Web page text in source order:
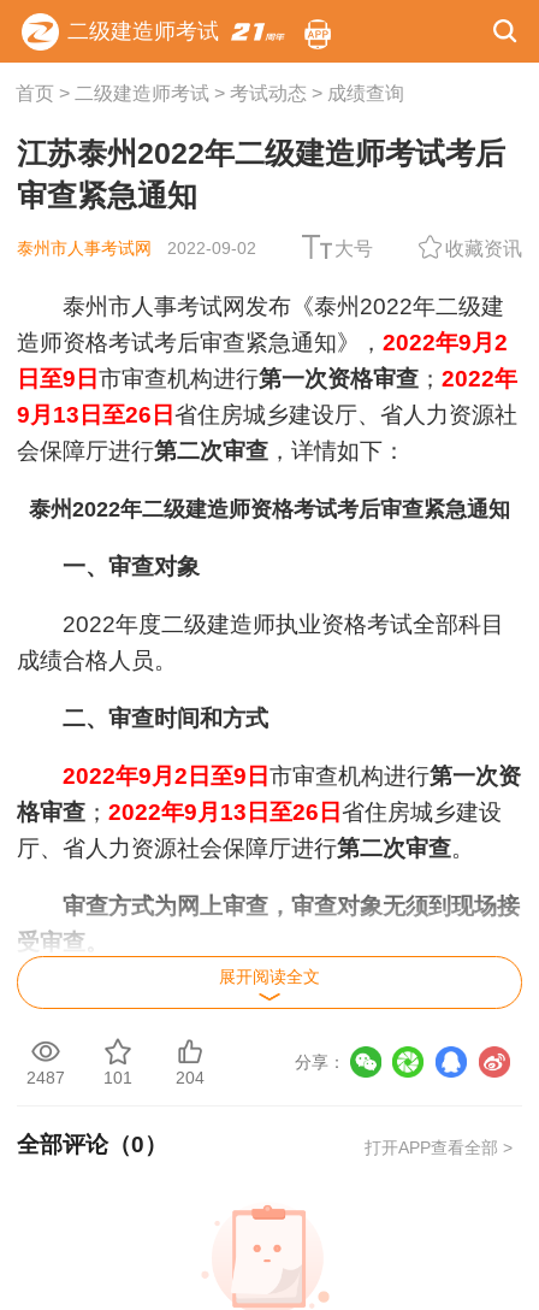
二级建造师考试
首页> 二级建造师考试> 考试动态 > 成绩查询
江苏泰州2022年二级建造师考试考后
审查紧急通知
泰州市人事考试网 2022-09-02 大号 收藏资讯
泰州市人事考试网发布《泰州2022年二级建
造师资格考试考后审查紧急通知》，2022年9月2
日至9日市审查机构进行第一次资格审查 ；2022年
9月13日至26日省住房城乡建设厅、省人力资源社
会保障厅进行第二次审查 ，详情如下：
泰州2022年二级建造师资格考试考后审查紧急通知
一、审查对象
2022年度二级建造师执业资格考试全部科目
成绩合格人员。
二、审查时间和方式
2022年9月2日至9日市审查机构进行第一次资
格审查 ；2022年9月13日至26日省住房城乡建设
厅、省人力资源社会保障厅进行第二次审查。
审查方式为网上审查，审查对象无须到现场接
受审查。
考生须于9月2日-26日期间持续关注审核平
台，每天至少登录一次，查询是否需要上传资料。
再次查询。
限证明”等内容，请考生在规定时间内上传真实有
效的材料。考生审查材料上传网址：“江苏省人力
资源和社会保障厅网上办事大厅个人办事-人才人
展开阅读全文
2487 101 204
分享：
全部评论（0） 打开APP查看全部 >